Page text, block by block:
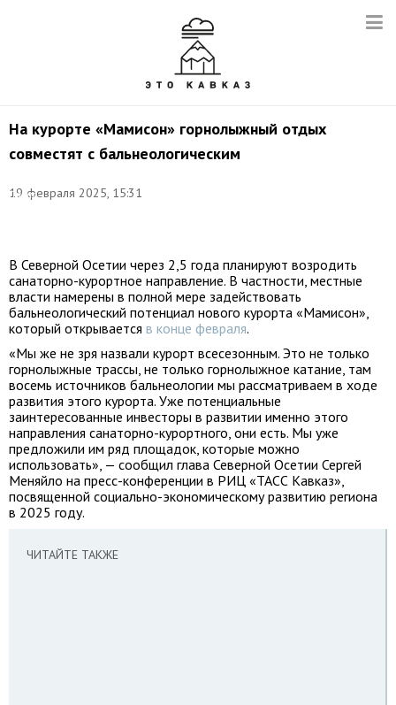
На курорте «Мамисон» горнолыжный отдых
совместят с бальнеологическим
19 февраля 2025, 15:31
Данил
В Северной Осетии через 2,5 года планируют возродить
санаторно-курортное направление. В частности, местные
власти намерены в полной мере задействовать
бальнеологический потенциал нового курорта «Мамисон»,
который открывается в конце февраля.
«Мы же не зря назвали курорт всесезонным. Это не только
горнолыжные трассы, не только горнолыжное катание, там
восемь источников бальнеологии мы рассматриваем в ходе
развития этого курорта. Уже потенциальные
заинтересованные инвесторы в развитии именно этого
направления санаторно-курортного, они есть. Мы уже
предложили им ряд площадок, которые можно
использовать», — сообщил глава Северной Осетии Сергей
Меняйло на пресс-конференции в РИЦ «ТАСС Кавказ»,
посвященной социально-экономическому развитию региона
в 2025 году.
ЧИТАЙТЕ ТАКЖЕ